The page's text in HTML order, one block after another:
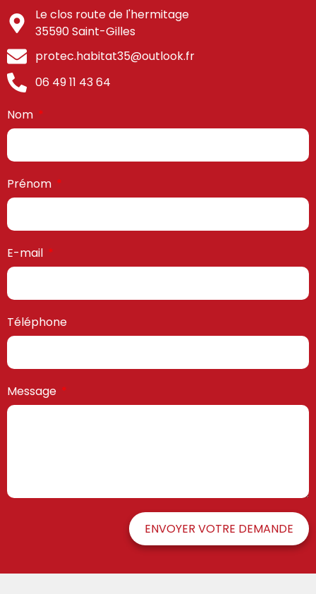
Le clos route de l'hermitage
35590 Saint-Gilles
protec.habitat35@outlook.fr
06 49 11 43 64
Nom
Prénom
E-mail
Téléphone
Message
ENVOYER VOTRE DEMANDE